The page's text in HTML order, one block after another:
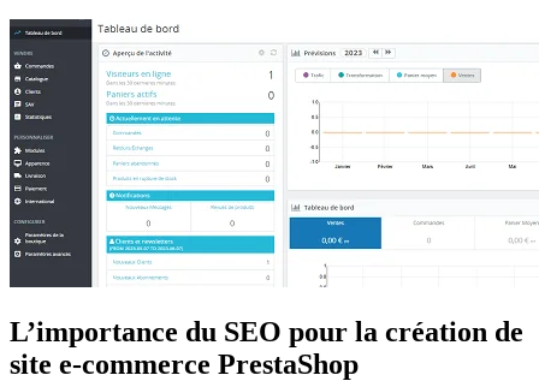
L’importance du SEO pour la création de
site e-commerce PrestaShop